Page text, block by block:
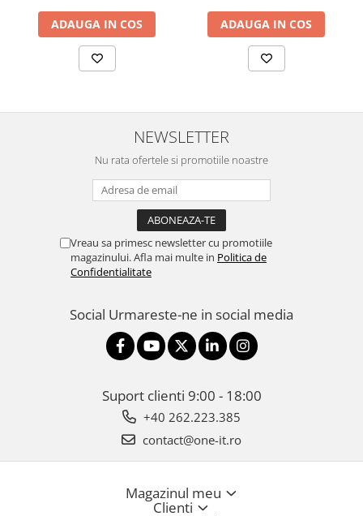
ADAUGA IN COS ADAUGA IN COS
NEWSLETTER
Nu rata ofertele si promotiile noastre
Vreau sa primesc newsletter cu promotiile
magazinului. Afla mai multe in Politica de
Confidentialitate
Social Urmareste-ne in social media
Suport clienti 9:00 - 18:00
+40 262.223.385
contact@one-it.ro
Magazinul meu
Clienti